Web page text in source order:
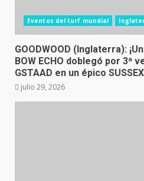
Eventos del turf mundial
GOODWOOD (Inglaterra):
BOW ECHO doblegó por 3ª
GSTAAD en un épico
julio 29, 2026